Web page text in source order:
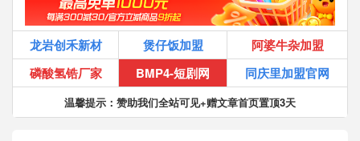
龙岩创禾新材 煲仔饭加盟
阿婆牛杂加盟
磷酸氢锆厂家
BMP4-短剧网 同庆里加盟官网
温馨提示：赞助我们全站可见+赠文章首页置顶3天